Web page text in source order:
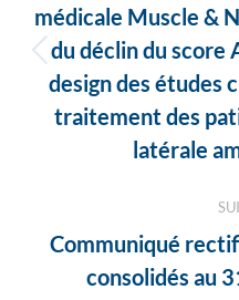
articles
médicale Muscle &
du déclin du score
design des études
traitement des
latérale
Communiqué
consolidés au